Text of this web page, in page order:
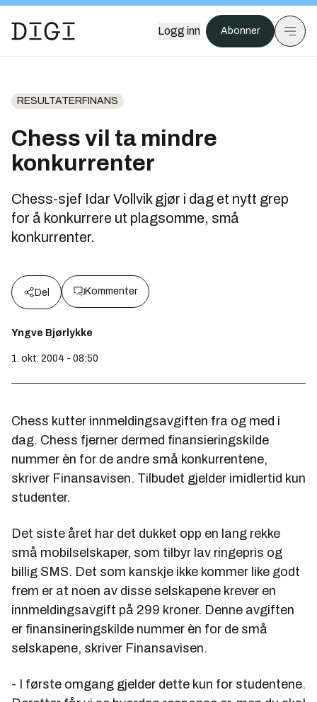
Logg inn Abonner
RESULTATERFINANS
Chess vil ta mindre
konkurrenter
Chess-sjef Idar Vollvik gjør i dag et nytt grep
for å konkurrere ut plagsomme, små
konkurrenter.
Del Kommenter
Yngve Bjørlykke
1. okt. 2004 - 08:50
Chess kutter innmeldingsavgiften fra og med i
dag. Chess fjerner dermed finansieringskilde
nummer èn for de andre små konkurrentene,
skriver Finansavisen. Tilbudet gjelder imidlertid kun
studenter.
Det siste året har det dukket opp en lang rekke
små mobilselskaper, som tilbyr lav ringepris og
billig SMS. Det som kanskje ikke kommer like godt
frem er at noen av disse selskapene krever en
innmeldingsavgift på 299 kroner. Denne avgiften
er finansineringskilde nummer èn for de små
selskapene, skriver Finansavisen.
- I første omgang gjelder dette kun for studentene.